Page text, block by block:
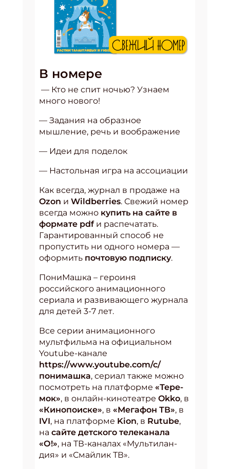
В номере
— Кто не спит ночью? Узнаем
много нового!
— Задания на образное
мышление, речь и воображение
— Идеи для поделок
— Настольная игра на ассоциации
Как всегда, журнал в продаже на
Ozon и Wildberries. Свежий номер
всегда можно купить на сайте в
формате pdfи распечатать.
Гарантированный способ не
пропустить ни одного номера —
оформить почтовую подписку.
ПониМашка – героиня
российского анимационного
сериала и развивающего журнала
для детей 3-7 лет.
Все серии анимационного
мультфильма на официальном
Youtube-канале
https://www.youtube.com/c/
понимашка, сериал также можно
посмотреть на плат­фор­ме «Те­ре­
мок», в он­лайн-ки­но­те­ат­ре Okko, в
«Ки­но­по­ис­ке», в «Ме­га­фон ТВ», в
IVI, на платформе Kion, в Rutube,
на сай­те дет­ско­го те­лека­нала
«О!», на ТВ-ка­налах «Муль­ти­лан­
дия» и «Смай­лик ТВ».